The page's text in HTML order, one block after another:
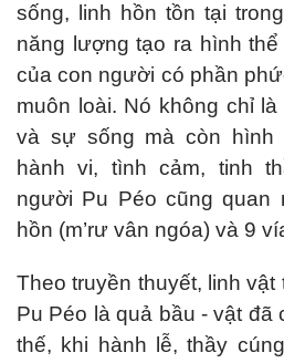
sống, linh hồn tồn tại
năng lượng tạo ra hình
của con người có phần
muôn loài. Nó không chỉ
và sự sống mà còn hình
hành vi, tình cảm, tinh
người Pu Péo cũng quan
hồn (m’rư vân ngóa) và 9
Theo truyền thuyết, linh
Pu Péo là quả bầu - vật đã
thế, khi hành lễ, thầy